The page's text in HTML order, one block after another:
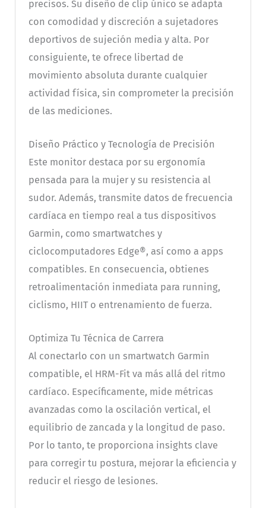
precisos. Su diseño de clip único se adapta
con comodidad y discreción a sujetadores
deportivos de sujeción media y alta. Por
consiguiente, te ofrece libertad de
movimiento absoluta durante cualquier
actividad física, sin comprometer la precisión
de las mediciones.
Diseño Práctico y Tecnología de Precisión
Este monitor destaca por su ergonomía
pensada para la mujer y su resistencia al
sudor. Además, transmite datos de frecuencia
cardíaca en tiempo real a tus dispositivos
Garmin, como smartwatches y
ciclocomputadores Edge®, así como a apps
compatibles. En consecuencia, obtienes
retroalimentación inmediata para running,
ciclismo, HIIT o entrenamiento de fuerza.
Optimiza Tu Técnica de Carrera
Al conectarlo con un smartwatch Garmin
compatible, el HRM-Fit va más allá del ritmo
cardíaco. Específicamente, mide métricas
avanzadas como la oscilación vertical, el
equilibrio de zancada y la longitud de paso.
Por lo tanto, te proporciona insights clave
para corregir tu postura, mejorar la eficiencia y
reducir el riesgo de lesiones.